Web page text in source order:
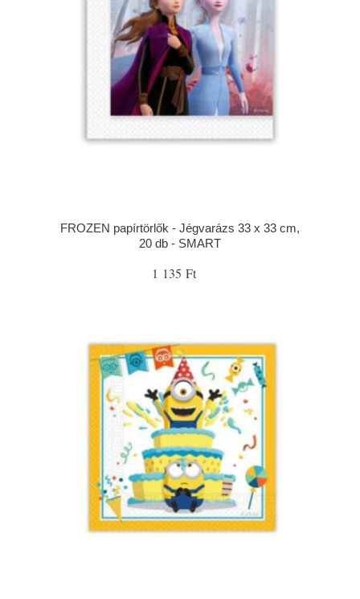
FROZEN papírtörlők - Jégvarázs 33 x 33 cm,
20 db - SMART
1 135 Ft